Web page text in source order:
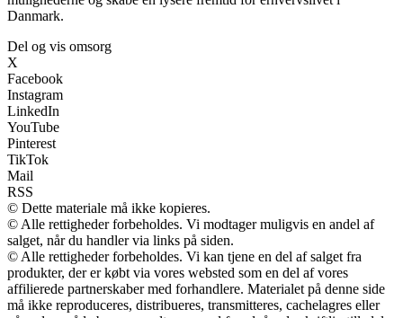
Danmark.
Del og vis omsorg
X
Facebook
Instagram
LinkedIn
YouTube
Pinterest
TikTok
Mail
RSS
© Dette materiale må ikke kopieres.
© Alle rettigheder forbeholdes. Vi modtager muligvis en andel af
salget, når du handler via links på siden.
© Alle rettigheder forbeholdes. Vi kan tjene en del af salget fra
produkter, der er købt via vores websted som en del af vores
affilierede partnerskaber med forhandlere. Materialet på denne side
må ikke reproduceres, distribueres, transmitteres, cachelagres eller